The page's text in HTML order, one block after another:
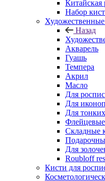
Китайская
Набор
Назад
Акварель
Гуашь
Темпера
Акрил
Масло
Для
Для
Для
Складные
Для
Roubloff
Кисти для